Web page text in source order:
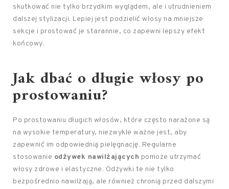
skutkować nie tylko brzydkim wyglądem, ale i utrudnieniem
dalszej stylizacji. Lepiej jest podzielić włosy na mniejsze
sekcje i prostować je starannie, co zapewni lepszy efekt
końcowy.
Jak dbać o długie włosy po
prostowaniu?
Po prostowaniu długich włosów, które często narażone są
na wysokie temperatury, niezwykle ważne jest, aby
zapewnić im odpowiednią pielęgnację. Regularne
stosowanie odżywek nawilżających pomoże utrzymać
włosy zdrowe i elastyczne. Odżywki te nie tylko
bezpośrednio nawilżają, ale również chronią przed dalszymi